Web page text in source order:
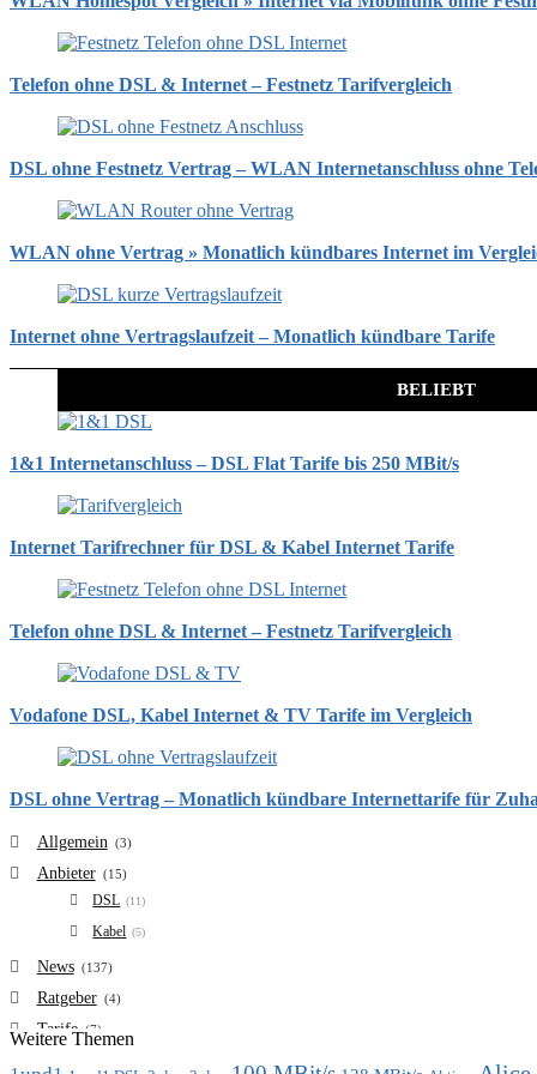
Telefon ohne DSL & Internet – Festnetz Tarifvergleich
DSL ohne Festnetz Vertrag – WLAN Internetanschluss ohne
WLAN ohne Vertrag » Monatlich kündbares Internet im
Internet ohne Vertragslaufzeit – Monatlich kündbare Tarife
BELIEBT
1&1 Internetanschluss – DSL Flat Tarife bis 250 MBit/s
Internet Tarifrechner für DSL & Kabel Internet Tarife
Telefon ohne DSL & Internet – Festnetz Tarifvergleich
Vodafone DSL, Kabel Internet & TV Tarife im Vergleich
DSL ohne Vertrag – Monatlich kündbare Internettarife für
Allgemein (3)
Anbieter (15)
DSL (11)
Kabel (5)
News (137)
Ratgeber (4)
Tarife (7)
Weitere Themen